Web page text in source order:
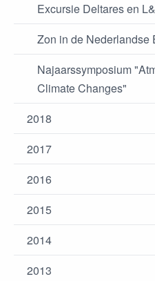
Excursie Deltares en
Zon in de Nederlandse
Najaarssymposium
Climate Changes"
2018
2017
2016
2015
2014
2013